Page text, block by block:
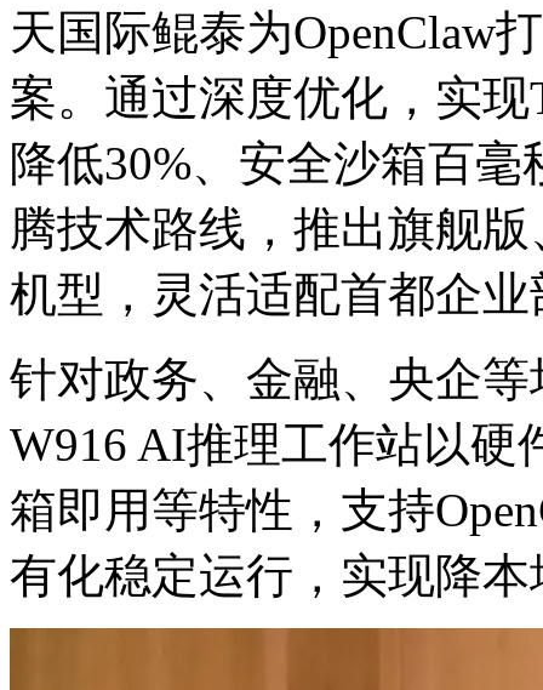
天国际鲲泰为OpenClaw
案。通过深度优化，实
降低30%、安全沙箱百毫
腾技术路线，推出旗舰版
机型，灵活适配首都企
针对政务、金融、央
W916 AI推理工作站以硬件
箱即用等特性，支持
有化稳定运行，实现降